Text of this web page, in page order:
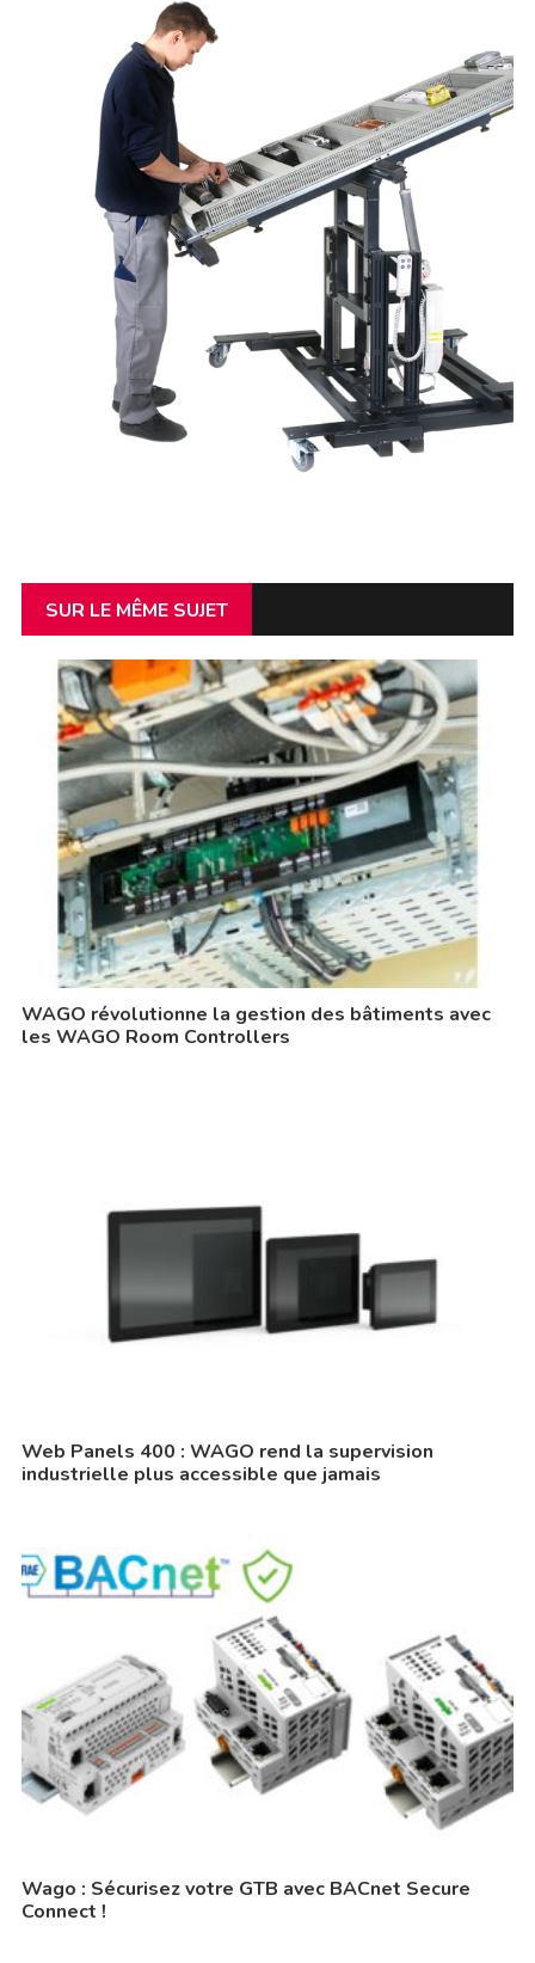
SUR LE MÊME SUJET
WAGO révolutionne la gestion des bâtiments avec
les WAGO Room Controllers
Web Panels 400 : WAGO rend la supervision
industrielle plus accessible que jamais
Wago : Sécurisez votre GTB avec BACnet Secure
Connect !